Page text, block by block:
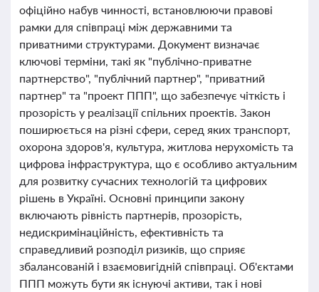
офіційно набув чинності, встановлюючи правові
рамки для співпраці між державними та
приватними структурами. Документ визначає
ключові терміни, такі як "публічно-приватне
партнерство", "публічний партнер", "приватний
партнер" та "проект ППП", що забезпечує чіткість і
прозорість у реалізації спільних проектів. Закон
поширюється на різні сфери, серед яких транспорт,
охорона здоров'я, культура, житлова нерухомість та
цифрова інфраструктура, що є особливо актуальним
для розвитку сучасних технологій та цифрових
рішень в Україні. Основні принципи закону
включають рівність партнерів, прозорість,
недискримінаційність, ефективність та
справедливий розподіл ризиків, що сприяє
збалансованій і взаємовигідній співпраці. Об'єктами
ППП можуть бути як існуючі активи, так і нові